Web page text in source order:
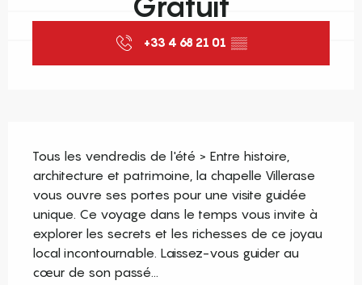
+33 4 68 21 01 ▒▒
Tous les vendredis de l'été > Entre histoire,
architecture et patrimoine, la chapelle Villerase
vous ouvre ses portes pour une visite guidée
unique. Ce voyage dans le temps vous invite à
explorer les secrets et les richesses de ce joyau
local incontournable. Laissez-vous guider au
cœur de son passé...